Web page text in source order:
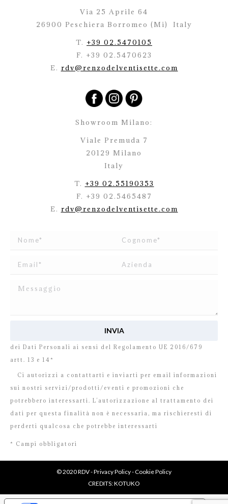
Via 25 Aprile 64
26900 Peschiera Borromeo (Mi)
Italy
T. +39 02.5470105
F. +39 02.5470623
E. rdv@renzodelventisette.com
Showroom Milano:
Viale Premuda 7
20129 Milano
Italy
T. +39 02.55190353
F. +39 02.5465487
E. rdv@renzodelventisette.com
dei Dati Personali ai sensi del Regolamento UE 2016/679
artt. 13 e 14*
Ci autorizzi a contattarti e inviarti per email informazioni
sui nostri servizi/prodotti/eventi e promozioni che
potrebbero interessarti. L’autorizzazione al trattamento dei
dati per questa finalità non è necessaria, ma rischieresti di
perderti qualcosa che potrebbe interessarti
* Campi obbligatori
© 2020 RDV -Privacy Policy-Cookie Policy
CREDITS:KOTUKO